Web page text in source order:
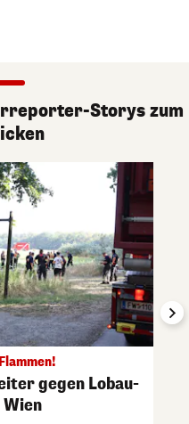
Storys zum
gegen Lobau-